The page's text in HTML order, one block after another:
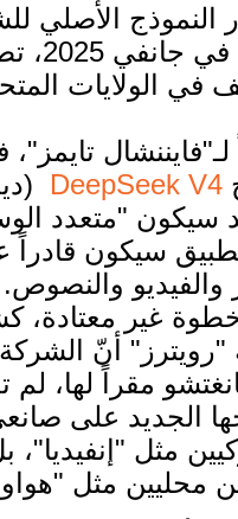
النموذج الأصلي
أطلق في
في الولايات
تايمز"،
سيكون "متعدد
سيكون قادراً
والفيديو والنصوص.
غير معتادة،
"رويترز" أنّ
مقراً لها،
الجديد على
مثل
محليين مثل